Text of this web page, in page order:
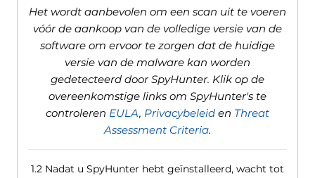
Het wordt aanbevolen om een ​​scan uit te voeren
vóór de aankoop van de volledige versie van de
software om ervoor te zorgen dat de huidige
versie van de malware kan worden
gedetecteerd door SpyHunter. Klik op de
overeenkomstige links om SpyHunter's te
controleren EULA, Privacybeleiden Threat
Assessment Criteria.
1.2 Nadat u SpyHunter hebt geïnstalleerd, wacht tot